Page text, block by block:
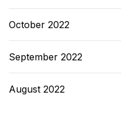
October 2022
September 2022
August 2022